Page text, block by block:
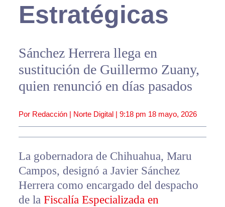
Estratégicas
Sánchez Herrera llega en
sustitución de Guillermo Zuany,
quien renunció en días pasados
Por Redacción | Norte Digital | 9:18 pm 18 mayo, 2026
La gobernadora de Chihuahua, Maru
Campos, designó a Javier Sánchez
Herrera como encargado del despacho
de la Fiscalía Especializada en